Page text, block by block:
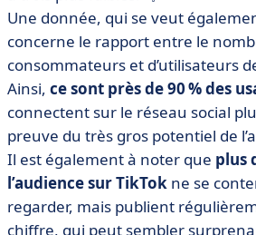
Une donnée, qui se veut
concerne le rapport entre le
consommateurs et d’utilisateurs
Ainsi, ce sont près de 90 % des
connectent sur le réseau social
preuve du très gros potentiel de
Il est également à noter que plus
l’audience sur TikTok ne se
regarder, mais publient
chiffre, qui peut sembler